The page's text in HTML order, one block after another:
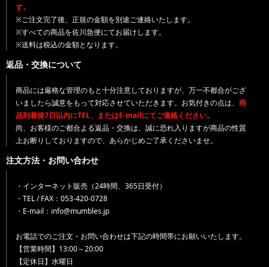
す。
※ご注文完了後、正規の金額を別途ご連絡いたします。
※すべての商品を佐川急便にてお届けします。
※送料は税込の金額となります。
返品・交換について
商品には厳格な管理のもと十分注意しておりますが、万一不都合がござ
いましたら誠意をもって対応させていただきます。お気付きの点は、 商
品到着後7日以内にTEL、またはE-mailにてご連絡ください。
尚、お客様のご都合よる返品・交換は、誠に恐れ入りますが商品の性質
上お断りしておりますので、あらかじめご了承くださいませ。
注文方法・お問い合わせ
・インターネット販売（24時間、365日受付）
・TEL / FAX：053-420-0728
・E-mail：info@mumbles.jp
お電話でのご注文・お問い合わせは下記の時間帯にお願いいたします。
【営業時間】13:00～20:00
【定休日】水曜日